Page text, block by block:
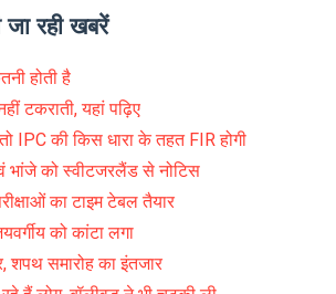
रही खबरें
होती है
टकराती, यहां पढ़िए
IPC की किस धारा के तहत FIR होगी
भांजे को स्वीटजरलैंड से नोटिस
का टाइम टेबल तैयार
को कांटा लगा
शपथ समारोह का इंतजार